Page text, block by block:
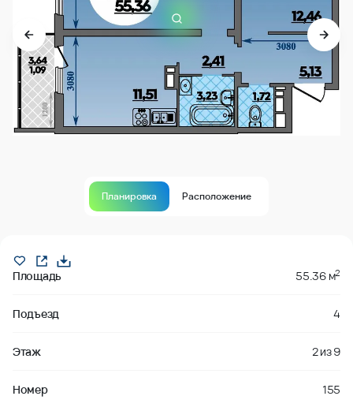
Планировка Расположение
Площадь 55.36 м2
Подъезд 4
Этаж 2из9
Номер 155